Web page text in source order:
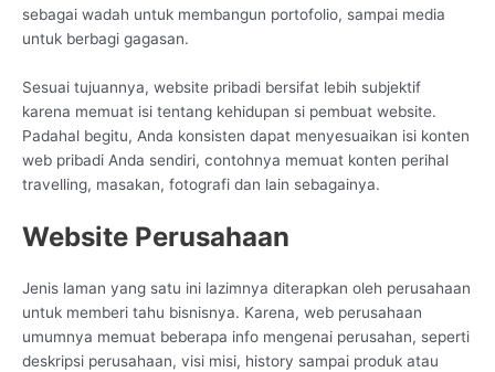
sebagai wadah untuk membangun portofolio, sampai media
untuk berbagi gagasan.
Sesuai tujuannya, website pribadi bersifat lebih subjektif
karena memuat isi tentang kehidupan si pembuat website.
Padahal begitu, Anda konsisten dapat menyesuaikan isi konten
web pribadi Anda sendiri, contohnya memuat konten perihal
travelling, masakan, fotografi dan lain sebagainya.
Website Perusahaan
Jenis laman yang satu ini lazimnya diterapkan oleh perusahaan
untuk memberi tahu bisnisnya. Karena, web perusahaan
umumnya memuat beberapa info mengenai perusahan, seperti
deskripsi perusahaan, visi misi, history sampai produk atau